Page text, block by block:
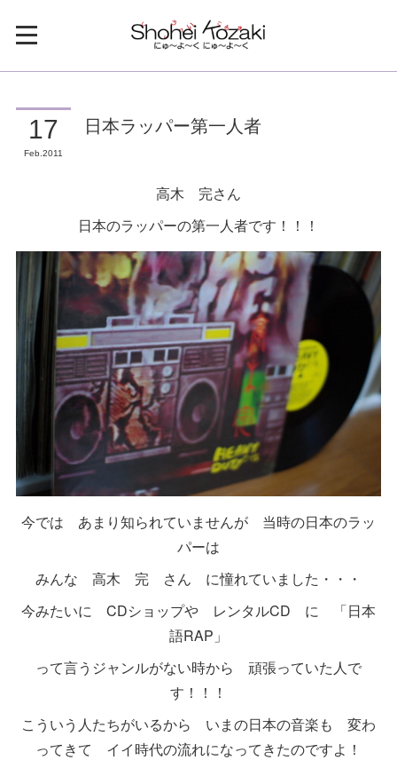
17
Feb 2011
日本ラッパー第一人者
高木 完さん
日本のラッパーの第一人者です！！！
今では あまり知られていませんが 当時の日本のラッ
パーは
みんな 高木 完 さん に憧れていました・・・
今みたいに CDショップや レンタルCD に 「日本
語RAP」
って言うジャンルがない時から 頑張っていた人で
す！！！
こういう人たちがいるから いまの日本の音楽も 変わ
ってきて イイ時代の流れになってきたのですよ！